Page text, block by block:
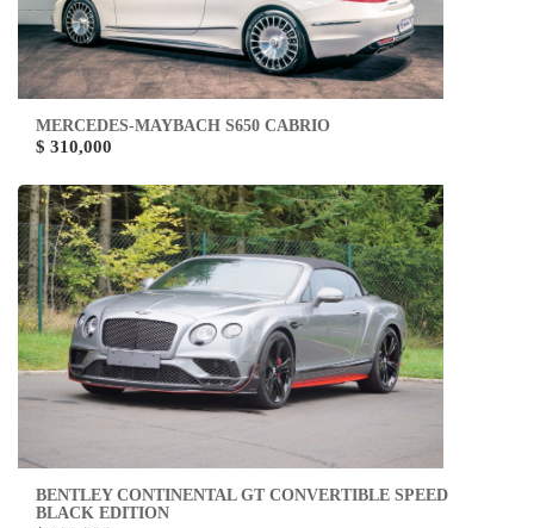
MERCEDES-MAYBACH S650 CABRIO
$ 310,000
BENTLEY CONTINENTAL GT CONVERTIBLE SPEED
BLACK EDITION